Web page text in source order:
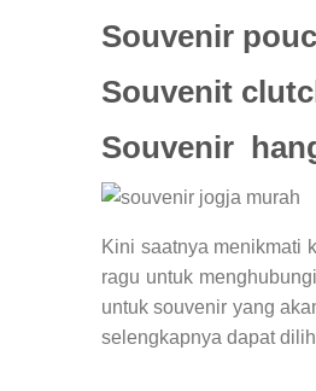
Souvenir
Souvenit
Souvenir
Kini saatnya menikmati
ragu untuk
untuk souvenir yang
selengkapnya dapat